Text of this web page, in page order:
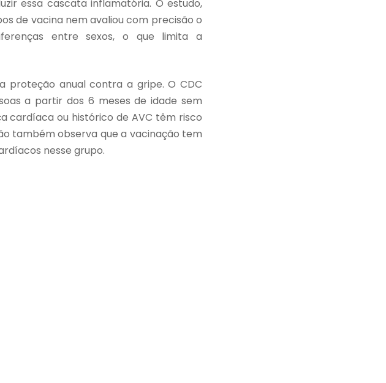
essa cascata inflamatória. O estudo,
de vacina nem avaliou com precisão o
entre sexos, o que limita a
proteção anual contra a gripe. O CDC
a partir dos 6 meses de idade sem
cardíaca ou histórico de AVC têm risco
também observa que a vacinação tem
nesse grupo.